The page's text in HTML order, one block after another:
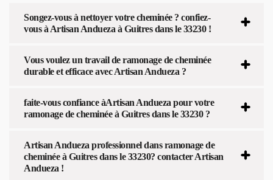
Songez-vous à nettoyer votre cheminée ? confiez-
vous à Artisan Andueza à Guitres dans le 33230 !
Vous voulez un travail de ramonage de cheminée
durable et efficace avec Artisan Andueza ?
faite-vous confiance àArtisan Andueza pour votre
ramonage de cheminée à Guitres dans le 33230 ?
Artisan Andueza professionnel dans ramonage de
cheminée à Guitres dans le 33230? contacter Artisan
Andueza !